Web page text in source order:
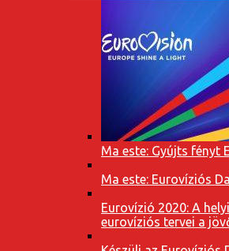
Ma este: Gyújts fényt
Ma este: Eurovíziós
Eurovízió 2020: A
eurovíziós tervei a